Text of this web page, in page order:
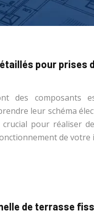
pour prises
des composants
leur schéma
pour réaliser
de votre
de terrasse